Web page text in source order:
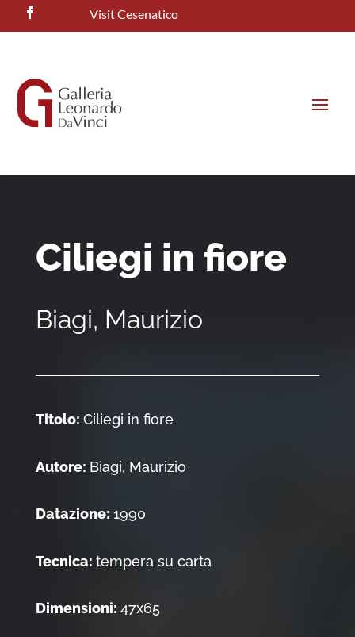
Visit Cesenatico
Ciliegi in fiore
Biagi, Maurizio
Titolo: Ciliegi in fiore
Autore: Biagi, Maurizio
Datazione: 1990
Tecnica: tempera su carta
Dimensioni: 47x65